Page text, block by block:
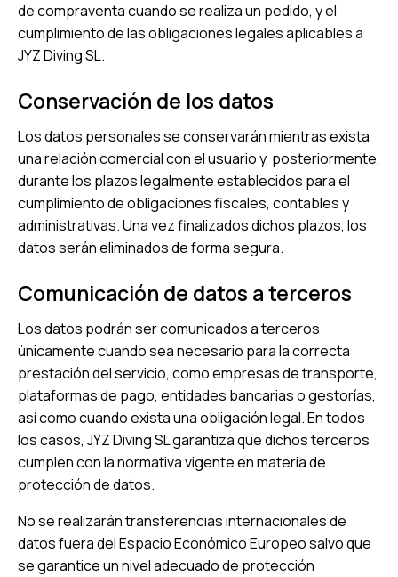
de compraventa cuando se realiza un pedido, y el
cumplimiento de las obligaciones legales aplicables a
JYZ Diving SL.
Conservación de los datos
Los datos personales se conservarán mientras exista
una relación comercial con el usuario y, posteriormente,
durante los plazos legalmente establecidos para el
cumplimiento de obligaciones fiscales, contables y
administrativas. Una vez finalizados dichos plazos, los
datos serán eliminados de forma segura.
Comunicación de datos a terceros
Los datos podrán ser comunicados a terceros
únicamente cuando sea necesario para la correcta
prestación del servicio, como empresas de transporte,
plataformas de pago, entidades bancarias o gestorías,
así como cuando exista una obligación legal. En todos
los casos, JYZ Diving SL garantiza que dichos terceros
cumplen con la normativa vigente en materia de
protección de datos.
No se realizarán transferencias internacionales de
datos fuera del Espacio Económico Europeo salvo que
se garantice un nivel adecuado de protección